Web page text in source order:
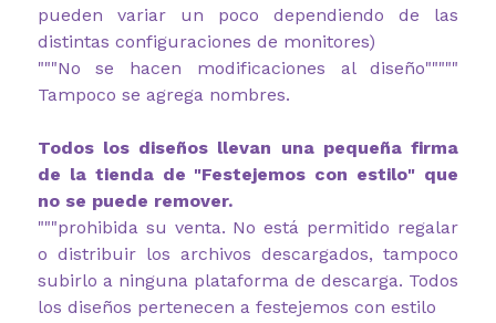
pueden variar un poco dependiendo de las
distintas configuraciones de monitores)
"""No se hacen modificaciones al diseño"""""
Tampoco se agrega nombres.
Todos los diseños llevan una pequeña firma
de la tienda de "Festejemos con estilo" que
no se puede remover.
"""prohibida su venta. No está permitido regalar
o distribuir los archivos descargados, tampoco
subirlo a ninguna plataforma de descarga. Todos
los diseños pertenecen a festejemos con estilo